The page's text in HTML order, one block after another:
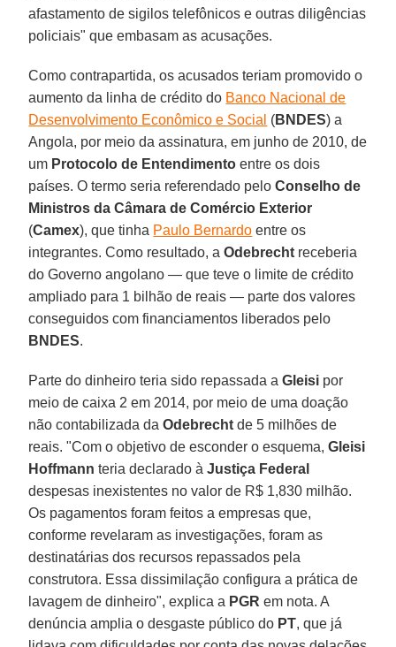
afastamento de sigilos telefônicos e outras diligências
policiais" que embasam as acusações.
Como contrapartida, os acusados teriam promovido o
aumento da linha de crédito do Banco Nacional de
Desenvolvimento Econômico e Social (BNDES) a
Angola, por meio da assinatura, em junho de 2010, de
um Protocolo de Entendimento entre os dois
países. O termo seria referendado peloConselho de
Ministros da Câmara de Comércio Exterior
(Camex), que tinha Paulo Bernardo entre os
integrantes. Como resultado, aOdebrecht receberia
do Governo angolano — que teve o limite de crédito
ampliado para 1 bilhão de reais — parte dos valores
conseguidos com financiamentos liberados pelo
BNDES.
Parte do dinheiro teria sido repassada aGleisi por
meio de caixa 2 em 2014, por meio de uma doação
não contabilizada daOdebrecht de 5 milhões de
reais. "Com o objetivo de esconder o esquema,Gleisi
Hoffmann teria declarado àJustiça Federal
despesas inexistentes no valor de R$ 1,830 milhão.
Os pagamentos foram feitos a empresas que,
conforme revelaram as investigações, foram as
destinatárias dos recursos repassados pela
construtora. Essa dissimilação configura a prática de
lavagem de dinheiro", explica a PGR em nota. A
denúncia amplia o desgaste público do PT, que já